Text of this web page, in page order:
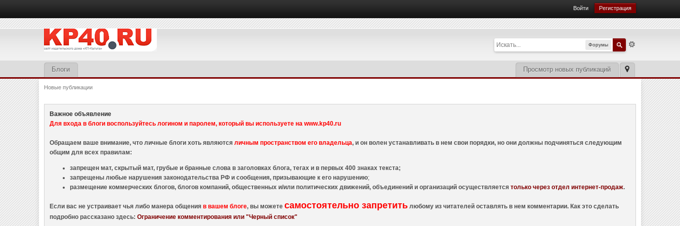
Войти Регистрация
Форумы
Просмотр новых публикаций
Блоги
Новые публикации
Важное объявление
Для входа в блоги воспользуйтесь логином и паролем, который вы используете на www.kp40.ru
Обращаем ваше внимание, что личные блоги хоть являютсяличным пространством его владельца, и он волен устанавливать в нем свои порядки, но они должны подчиняться следующим
общим для всех правилам:
запрещен мат, скрытый мат, грубые и бранные слова в заголовках блога, тегах и в первых 400 знаках текста;
запрещены любые нарушения законодательства РФ и сообщения, призывающие к его нарушению;
размещение коммерческих блогов, блогов компаний, общественных и/или политических движений, объединений и организаций осуществляетсятолько через отдел интернет-продаж.
Если вас не устраивает чья либо манера общенияв вашем блоге, вы можетесамостоятельно запретить любому из читателей оставлять в нем комментарии. Как это сделать
подробно рассказано здесь:Ограничение комментирования или "Черный список"